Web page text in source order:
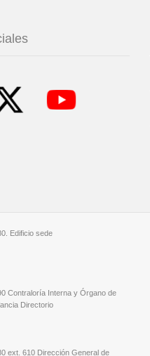
Edificio sede
Contraloría Interna y Órgano de
Directorio
ext. 610 Dirección General de